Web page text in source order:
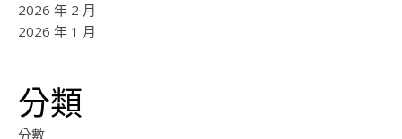
2026 年 2 月
2026 年 1 月
分類
分數